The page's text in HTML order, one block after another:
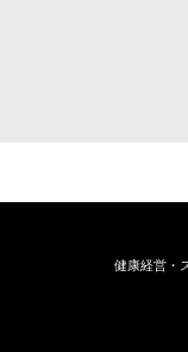
健康経営・